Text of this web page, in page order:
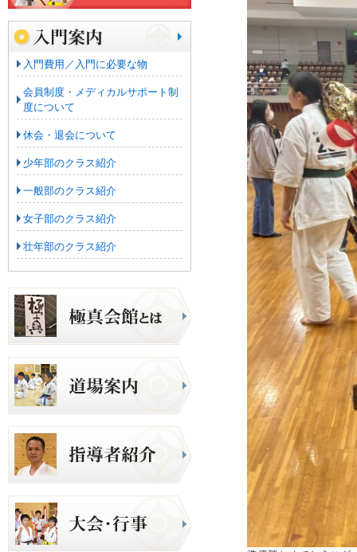
入門費用／入門に必要な物
会員制度・メディカルサポート制
度について
休会・退会について
少年部のクラス紹介
一般部のクラス紹介
女子部のクラス紹介
壮年部のクラス紹介